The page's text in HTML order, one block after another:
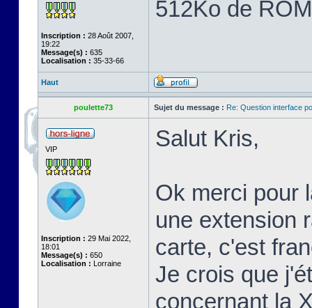
Inscription : 28 Août 2007,
19:22
Message(s) : 635
Localisation : 35-33-66
512Ko de
Haut
poulette73 Sujet du message : Re: Question interface
VIP
Inscription : 29 Mai 2022,
18:01
Message(s) : 650
Localisation : Lorraine
Salut Kris,
Ok merci pour
une extension
carte, c'est
Je crois que
concernant la